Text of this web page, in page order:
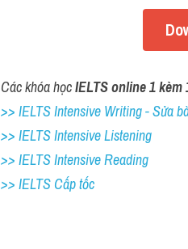
Các khóa học IELTS online 1 kèm
>> IELTS Intensive Writing - Sửa
>> IELTS Intensive Listening
>> IELTS Intensive Reading
>> IELTS Cấp tốc